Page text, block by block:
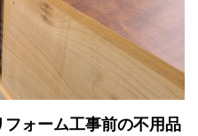
ォーム工事前の不用品